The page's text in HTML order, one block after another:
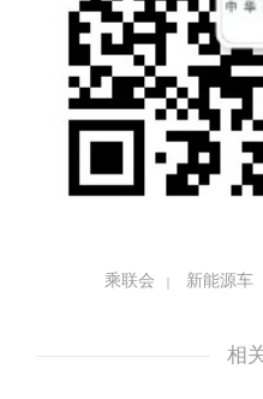
乘联会 新能源车
相